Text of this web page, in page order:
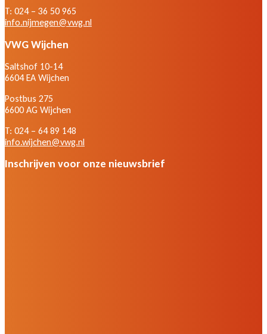
T: 024 – 36 50 965
info.nijmegen@vwg.nl
VWG Wijchen
Saltshof 10-14
6604 EA Wijchen
Postbus 275
6600 AG Wijchen
T: 024 – 64 89 148
info.wijchen@vwg.nl
Inschrijven voor onze nieuwsbrief